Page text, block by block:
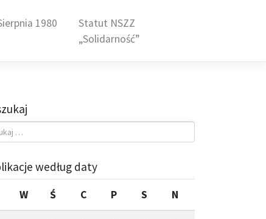
1980
Statut NSZZ
„Solidarność”
według daty
W Ś C P S N